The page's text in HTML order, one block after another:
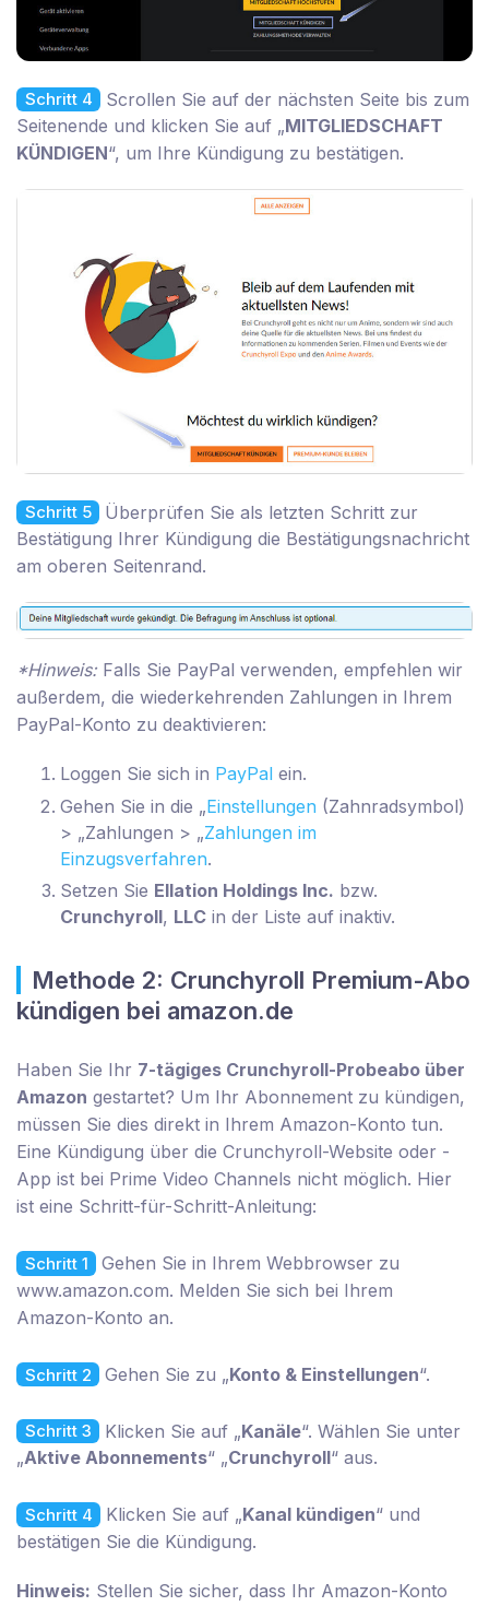
Schritt 4
Scrollen Sie auf der nächsten Seite bis zum
Seitenende und klicken Sie auf „MITGLIEDSCHAFT
KÜNDIGEN“, um Ihre Kündigung zu bestätigen.
Schritt 5
Überprüfen Sie als letzten Schritt zur
Bestätigung Ihrer Kündigung die Bestätigungsnachricht
am oberen Seitenrand.
*Hinweis: Falls Sie PayPal verwenden, empfehlen wir
außerdem, die wiederkehrenden Zahlungen in Ihrem
PayPal-Konto zu deaktivieren:
Loggen Sie sich in PayPal ein.
Gehen Sie in die „Einstellungen (Zahnradsymbol)
> „Zahlungen > „Zahlungen im
Einzugsverfahren.
Setzen Sie Ellation Holdings Inc. bzw.
Crunchyroll, LLC in der Liste auf inaktiv.
Methode 2: Crunchyroll Premium-Abo
kündigen bei amazon.de
Haben Sie Ihr 7-tägiges Crunchyroll-Probeabo über
Amazon gestartet? Um Ihr Abonnement zu kündigen,
müssen Sie dies direkt in Ihrem Amazon-Konto tun.
Eine Kündigung über die Crunchyroll-Website oder -
App ist bei Prime Video Channels nicht möglich. Hier
ist eine Schritt-für-Schritt-Anleitung:
Schritt 1
Gehen Sie in Ihrem Webbrowser zu
www.amazon.com. Melden Sie sich bei Ihrem
Amazon-Konto an.
Schritt 2 Gehen Sie zu „Konto & Einstellungen“.
Schritt 3 Klicken Sie auf „Kanäle“. Wählen Sie unter
„Aktive Abonnements“ „Crunchyroll“ aus.
Schritt 4 Klicken Sie auf „Kanal kündigen“ und
bestätigen Sie die Kündigung.
Hinweis: Stellen Sie sicher, dass Ihr Amazon-Konto